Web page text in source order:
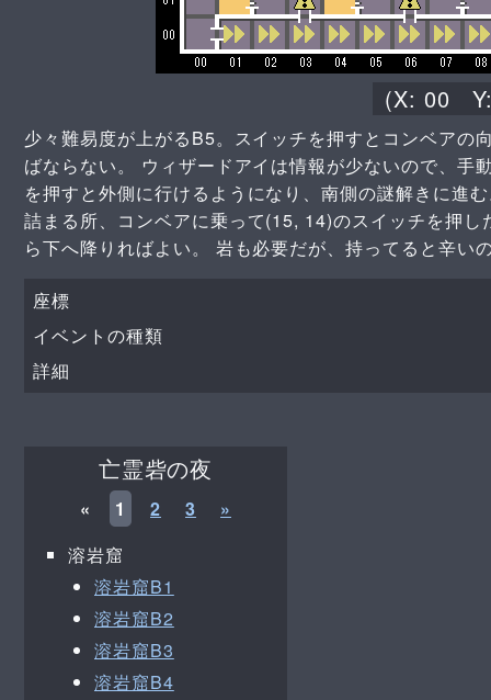
(X: 00
少々難易度が上がるB5。スイッチを押すとコンベアの
ばならない。 ウィザードアイは情報が少ないので、
を押すと外側に行けるようになり、南側の謎解きに進
詰まる所、コンベアに乗って(15, 14)のスイッチを押
ら下へ降りればよい。 岩も必要だが、持ってると辛い
座標
イベントの種類
詳細
亡霊砦の夜
« 1 2 3
»
溶岩窟
溶岩窟B1
溶岩窟B2
溶岩窟B3
溶岩窟B4